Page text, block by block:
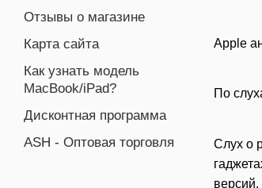
Apple
По
Слух о
версий.
Отзывы о магазине
Карта сайта
Как узнать модель
MacBook/iPad?
Дисконтная программа
ASH - Оптовая торговля